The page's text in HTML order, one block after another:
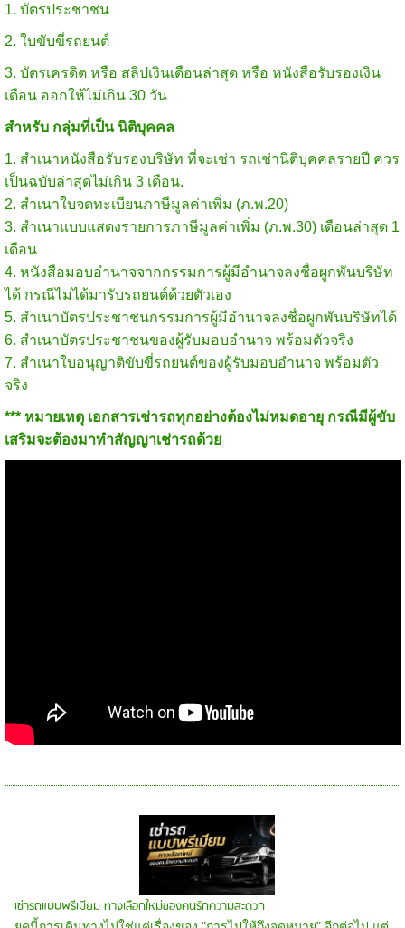
1. บัตรประชาชน
2. ใบขับขี่รถยนต์
3. บัตรเครดิต หรือ สลิปเงินเดือนล่าสุด หรือ หนังสือรับรองเงิน
เดือน ออกให้ไม่เกิน 30 วัน
สำหรับ กลุ่มที่เป็น นิติบุคคล
1. สำเนาหนังสือรับรองบริษัท ที่จะเช่า รถเช่านิติบุคคลรายปี ควร
เป็นฉบับล่าสุดไม่เกิน 3 เดือน.
2. สำเนาใบจดทะเบียนภาษีมูลค่าเพิ่ม (ภ.พ.20)
3. สำเนาแบบแสดงรายการภาษีมูลค่าเพิ่ม (ภ.พ.30) เดือนล่าสุด 1
เดือน
4. หนังสือมอบอำนาจจากกรรมการผู้มีอำนาจลงชื่อผูกพันบริษัท
ได้ กรณีไม่ได้มารับรถยนต์ด้วยตัวเอง
5. สำเนาบัตรประชาชนกรรมการผู้มีอำนาจลงชื่อผูกพันบริษัทได้
6. สำเนาบัตรประชาชนของผู้รับมอบอำนาจ พร้อมตัวจริง
7. สำเนาใบอนุญาติขับขี่รถยนต์ของผู้รับมอบอำนาจ พร้อมตัว
จริง
*** หมายเหตุ เอกสารเช่ารถทุกอย่างต้องไม่หมดอายุ กรณีมีผู้ขับ
เสริมจะต้องมาทำสัญญาเช่ารถด้วย
เช่ารถแบบพรีเมียม ทางเลือกใหม่ของคนรักความสะดวก